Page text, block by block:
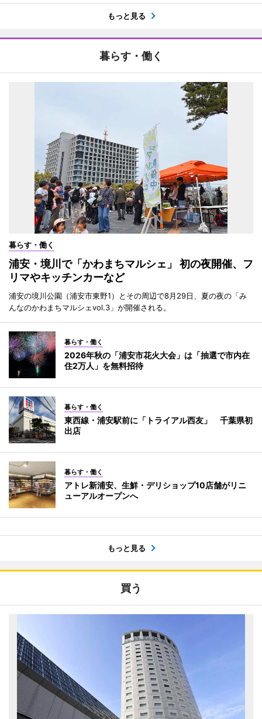
もっと見る
暮らす・働く
暮らす・働く
浦安・境川で「かわまちマルシェ」 初の夜開催、フ
リマやキッチンカーなど
浦安の境川公園（浦安市東野1）とその周辺で8月29日、夏の夜の「み
んなのかわまちマルシェvol.3」が開催される。
暮らす・働く
2026年秋の「浦安市花火大会」は「抽選で市内在
住2万人」を無料招待
暮らす・働く
東西線・浦安駅前に「トライアル西友」 千葉県初
出店
暮らす・働く
アトレ新浦安、生鮮・デリショップ10店舗がリニ
ューアルオープンへ
もっと見る
買う